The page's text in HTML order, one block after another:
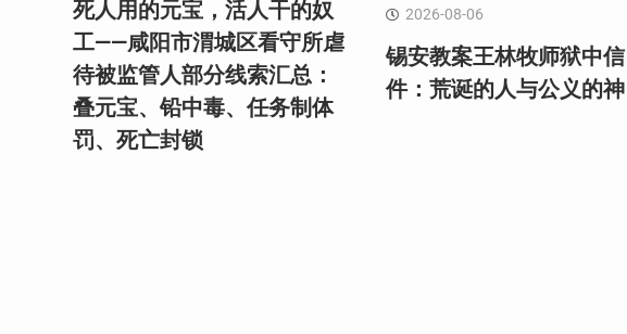
死人用的元宝，活人干的奴
工——咸阳市渭城区看守所虐
待被监管人部分线索汇总：
叠元宝、铅中毒、任务制体
罚、死亡封锁
2026-08-06
锡安教案王林牧师狱中信
件：荒诞的人与公义的神